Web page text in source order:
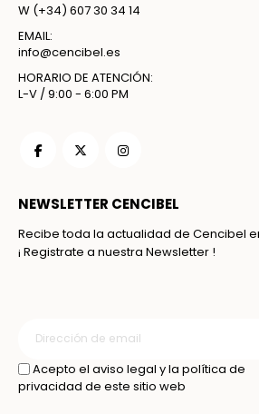
W (+34) 607 30 34 14
EMAIL:
info@cencibel.es
HORARIO DE ATENCIÓN:
L-V / 9:00 - 6:00 PM
NEWSLETTER CENCIBEL
Recibe toda la actualidad de Cencibel
¡ Registrate a nuestra Newsletter !
Acepto el aviso legal y la política de
privacidad de este sitio web